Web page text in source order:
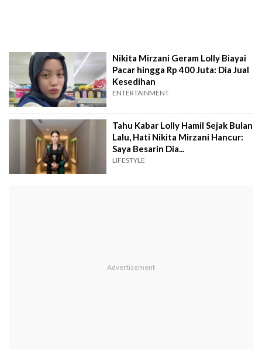
Nikita Mirzani Geram Lolly Biayai
Pacar hingga Rp 400 Juta: Dia Jual
Kesedihan
ENTERTAINMENT
Tahu Kabar Lolly Hamil Sejak Bulan
Lalu, Hati Nikita Mirzani Hancur:
Saya Besarin Dia...
LIFESTYLE